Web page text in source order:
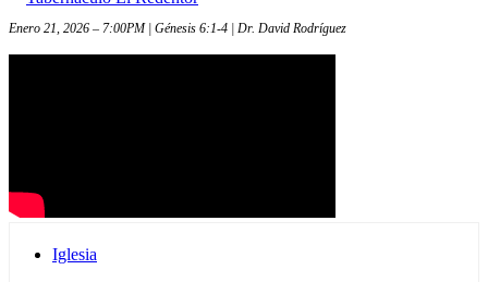
Iglesia
Enero 21, 2026 – 7:00PM | Génesis 6:1-4 | Dr. David Rodríguez